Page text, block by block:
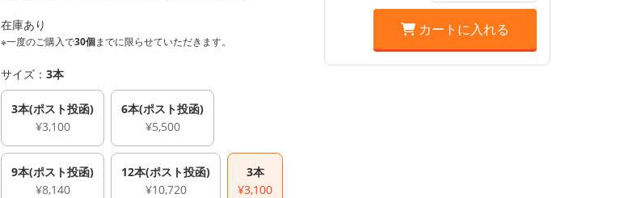
在庫あり
※一度のご購入で30個までに限らせていただきます。
サイズ： 3本
3本(ポスト投函)
¥3,100
6本(ポスト投函)
¥5,500
9本(ポスト投函)
¥8,140
12本(ポスト投函)
¥10,720
3本
¥3,100
カートに入れる